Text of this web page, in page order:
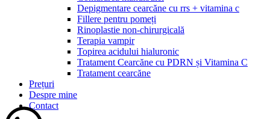
Depigmentare cearcăne cu rrs + vitamina c
Fillere pentru pomeți
Rinoplastie non-chirurgicală
Terapia vampir
Topirea acidului hialuronic
Tratament Cearcăne cu PDRN și Vitamina C
Tratament cearcăne
Prețuri
Despre mine
Contact